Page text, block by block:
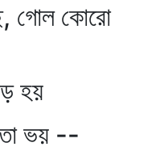
কোরো
হয়
ভয় --